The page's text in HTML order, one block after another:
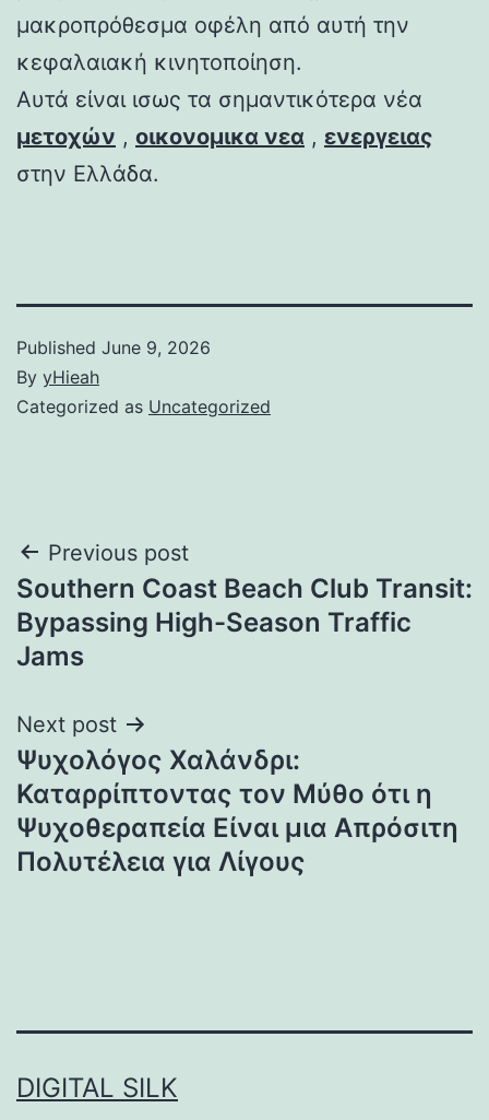
μακροπρόθεσμα οφέλη από αυτή την
κεφαλαιακή κινητοποίηση.
Αυτά είναι ισως τα σημαντικότερα νέα
μετοχών , οικονομικα νεα , ενεργειας
στην Ελλάδα.
Published June 9, 2026
By yHieah
Categorized as Uncategorized
Post
navigation
Previous post
Southern Coast Beach Club Transit:
Bypassing High-Season Traffic
Jams
Next post
Ψυχολόγος Χαλάνδρι:
Καταρρίπτοντας τον Μύθο ότι η
Ψυχοθεραπεία Είναι μια Απρόσιτη
Πολυτέλεια για Λίγους
DIGITAL SILK